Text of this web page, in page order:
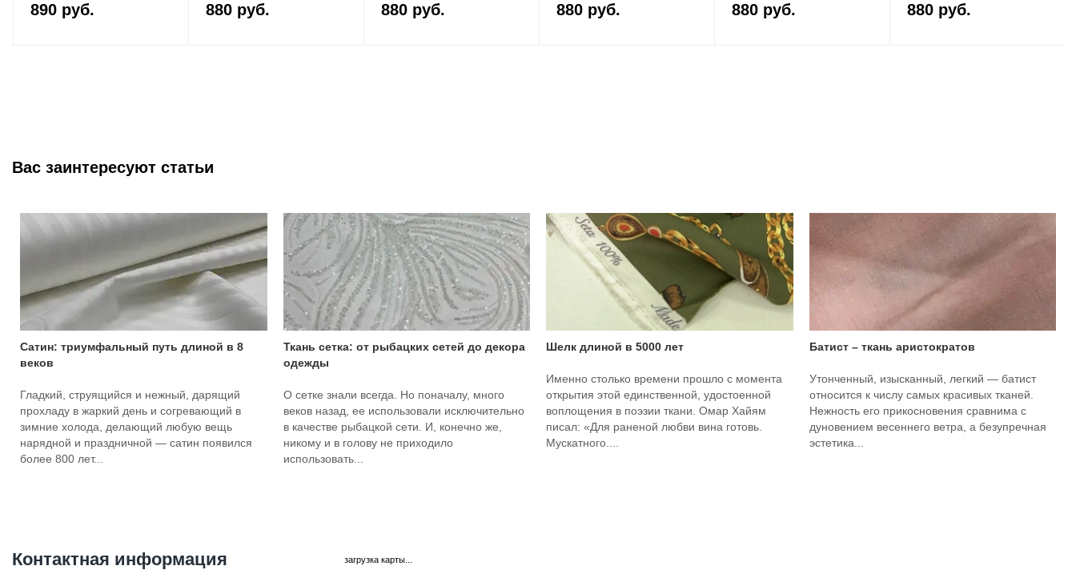
890 руб. 880 руб. 880 руб. 880 руб. 880 руб. 880 руб.
Вас заинтересуют статьи
Сатин: триумфальный путь длиной в 8
веков
Гладкий, струящийся и нежный, дарящий
прохладу в жаркий день и согревающий в
зимние холода, делающий любую вещь
нарядной и праздничной — сатин появился
более 800 лет...
Ткань сетка: от рыбацких сетей до декора
одежды
О сетке знали всегда. Но поначалу, много
веков назад, ее использовали исключительно
в качестве рыбацкой сети. И, конечно же,
никому и в голову не приходило
использовать...
Шелк длиной в 5000 лет
Именно столько времени прошло с момента
открытия этой единственной, удостоенной
воплощения в поэзии ткани. Омар Хайям
писал: «Для раненой любви вина готовь.
Мускатного....
Батист – ткань аристократов
Утонченный, изысканный, легкий — батист
относится к числу самых красивых тканей.
Нежность его прикосновения сравнима с
дуновением весеннего ветра, а безупречная
эстетика...
Контактная информация загрузка карты...